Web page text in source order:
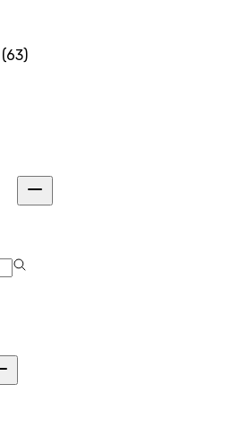
(63)